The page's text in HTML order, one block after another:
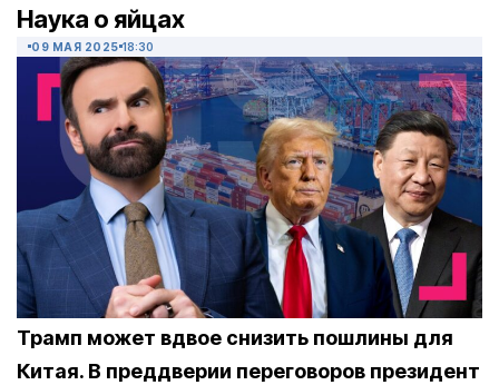
Наука о яйцах
09 МАЯ 2025 18:30
Трамп может вдвое снизить пошлины для
Китая. В преддверии переговоров президент